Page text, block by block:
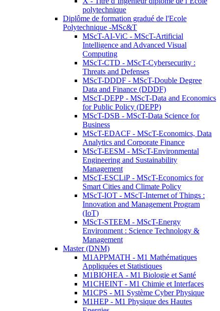
polytechnique
Diplôme de formation gradué de l'Ecole
Polytechnique -MSc&T
MScT-AI-ViC - MScT-Artificial
Intelligence and Advanced Visual
Computing
MScT-CTD - MScT-Cybersecurity :
Threats and Defenses
MScT-DDDF - MScT-Double Degree
Data and Finance (DDDF)
MScT-DEPP - MScT-Data and Economics
for Public Policy (DEPP)
MScT-DSB - MScT-Data Science for
Business
MScT-EDACF - MScT-Economics, Data
Analytics and Corporate Finance
MScT-EESM - MScT-Environmental
Engineering and Sustainability
Management
MScT-ESCLiP - MScT-Economics for
Smart Cities and Climate Policy
MScT-IOT - MScT-Internet of Things :
Innovation and Management Program
(IoT)
MScT-STEEM - MScT-Energy
Environment : Science Technology &
Management
Master (DNM)
M1APPMATH - M1 Mathématiques
Appliquées et Statistiques
M1BIOHEA - M1 Biologie et Santé
M1CHEINT - M1 Chimie et Interfaces
M1CPS - M1 Système Cyber Physique
M1HEP - M1 Physique des Hautes